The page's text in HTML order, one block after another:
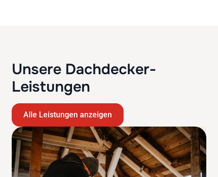
Unsere Dachdecker-
Leistungen
Alle Leistungen anzeigen